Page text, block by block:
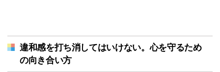
違和感を打ち消してはいけない。心を守るため
の向き合い方